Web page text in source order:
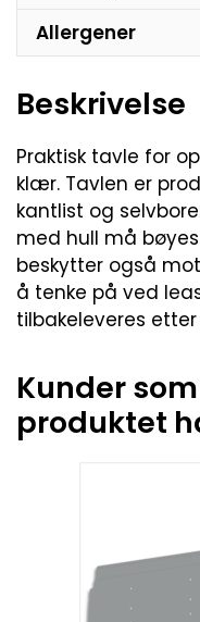
Allergener
Beskrivelse
Praktisk tavle for
klær. Tavlen er
kantlist og
med hull må
beskytter også
å tenke på ved
tilbakeleveres
Kunder
produktet